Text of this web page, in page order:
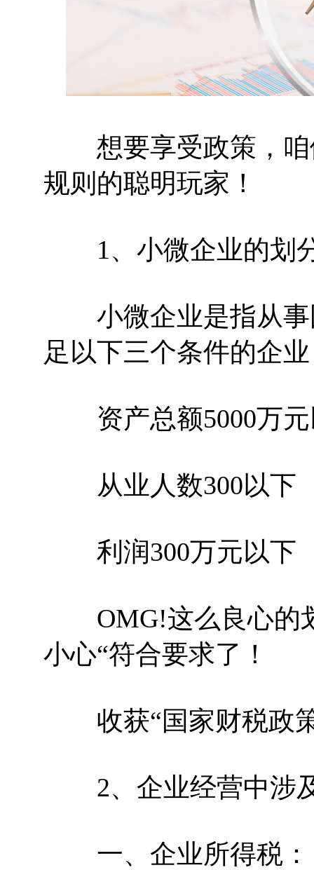
想要享受政策，咱
规则的聪明玩家！
1、小微企业的划
小微企业是指从事
足以下三个条件的企
资产总额5000万元
从业人数300以下
利润300万元以下
OMG!这么良心的划
小心“符合要求了！
收获“国家财税政策
2、企业经营中涉
一、企业所得税：